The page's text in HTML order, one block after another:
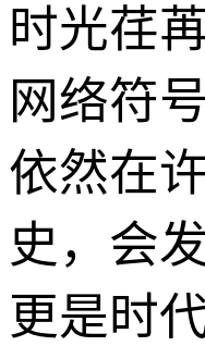
时光荏
网络符
依然在
史，会
更是时